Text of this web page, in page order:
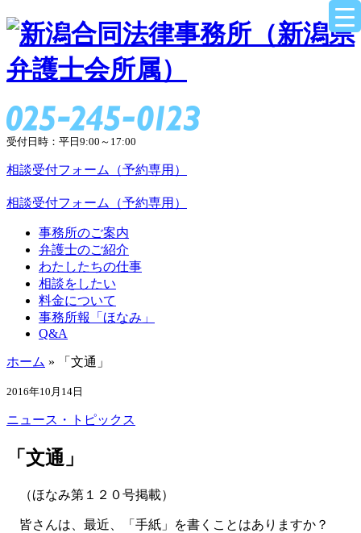
受付日時：平日9:00～17:00
相談受付フォーム（予約専用）
相談受付フォーム（予約専用）
事務所のご案内
弁護士のご紹介
わたしたちの仕事
相談をしたい
料金について
事務所報「ほなみ」
Q&A
ホーム » 「文通」
2016年10月14日
ニュース・トピックス
「文通」
（ほなみ第１２０号掲載）
皆さんは、最近、「手紙」を書くことはありますか？